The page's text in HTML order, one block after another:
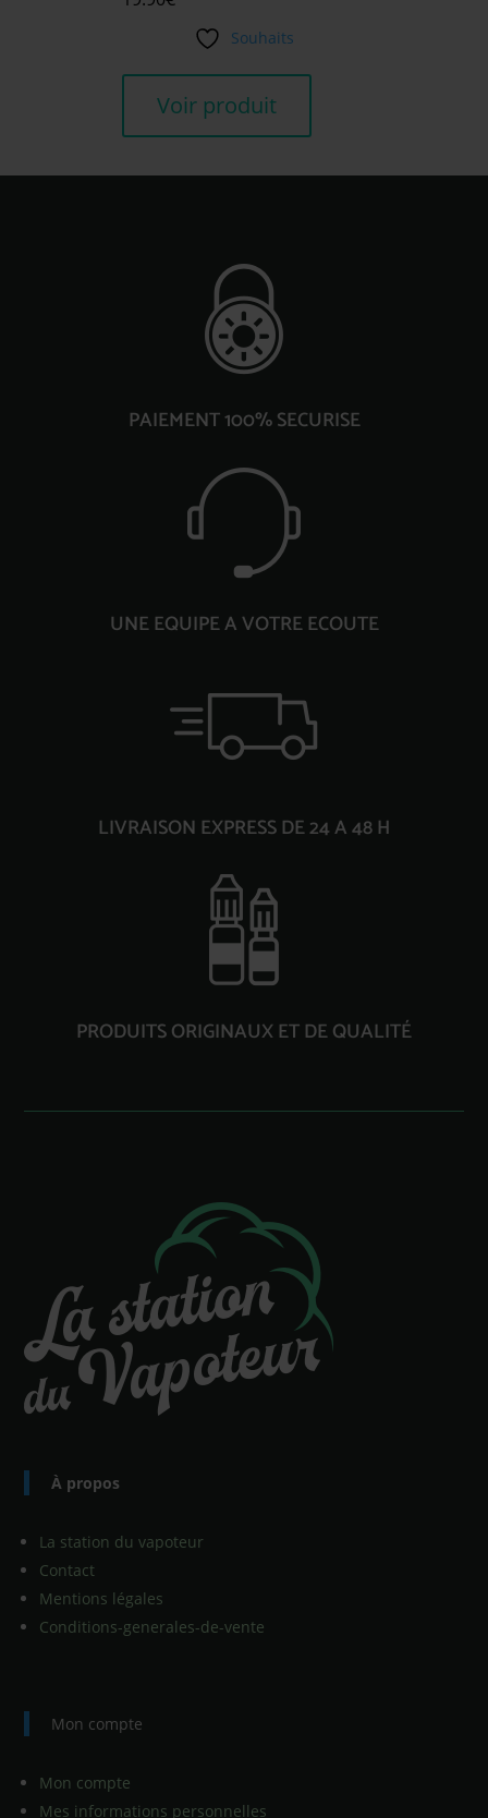
Souhaits
Voir produit
PAIEMENT 100% SECURISE
UNE EQUIPE A VOTRE ECOUTE
LIVRAISON EXPRESS DE 24 A 48 H
PRODUITS ORIGINAUX ET DE QUALITÉ
À propos
La station du vapoteur
Contact
Mentions légales
Conditions-generales-de-vente
Mon compte
Mon compte
Mes informations personnelles